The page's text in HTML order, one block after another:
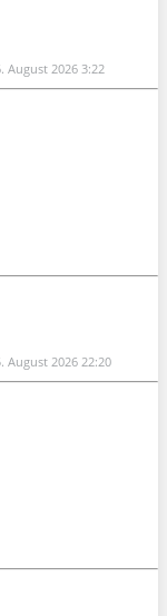
August 2026 3:22
August 2026 22:20